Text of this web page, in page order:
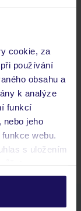
cookie, za
používání
obsahu a
k analýze
funkcí
jeho
webu.
s uložením
v